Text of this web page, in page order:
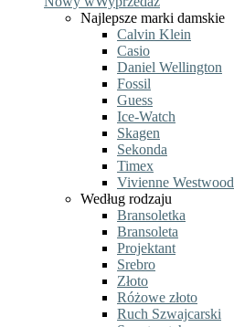
Najlepsze marki damskie
Calvin Klein
Casio
Daniel Wellington
Fossil
Guess
Ice-Watch
Skagen
Sekonda
Timex
Vivienne Westwood
Według rodzaju
Bransoletka
Bransoleta
Projektant
Srebro
Złoto
Różowe złoto
Ruch Szwajcarski